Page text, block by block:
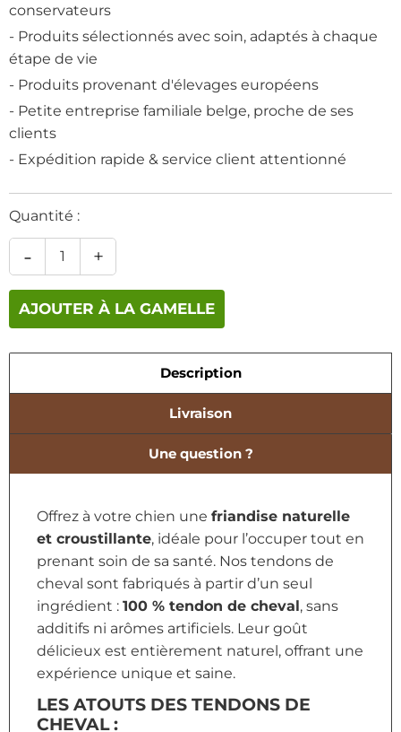
conservateurs
- Produits sélectionnés avec soin, adaptés à chaque
étape de vie
- Produits provenant d'élevages européens
- Petite entreprise familiale belge, proche de ses
clients
- Expédition rapide & service client attentionné
Quantité :
+
-
AJOUTER À LA GAMELLE
Description
Livraison
Une question ?
Offrez à votre chien une friandise naturelle
et croustillante, idéale pour l’occuper tout en
prenant soin de sa santé. Nos tendons de
cheval sont fabriqués à partir d’un seul
ingrédient : 100 % tendon de cheval, sans
additifs ni arômes artificiels. Leur goût
délicieux est entièrement naturel, offrant une
expérience unique et saine.
LES ATOUTS DES TENDONS DE
CHEVAL :